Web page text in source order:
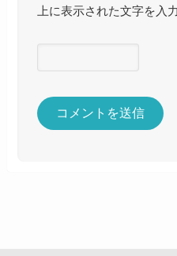
上に表示された文字を入